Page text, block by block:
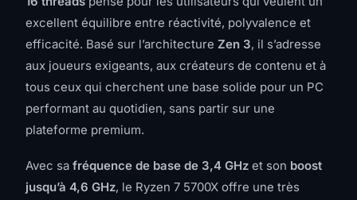
excellent équilibre entre réactivité, polyvalence et
efficacité. Basé sur l’architecture Zen 3, il s’adresse
aux joueurs exigeants, aux créateurs de contenu et à
tous ceux qui cherchent une base solide pour un PC
performant au quotidien, sans partir sur une
plateforme premium.
Avec sa fréquence de base de 3,4 GHz et son boost
jusqu’à 4,6 GHz, le Ryzen 7 5700X offre une très